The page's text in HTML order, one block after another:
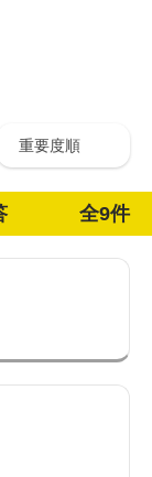
重要度順
全9件